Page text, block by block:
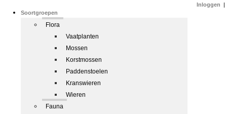
Soortgroepen
Flora
Vaatplanten
Mossen
Korstmossen
Paddenstoelen
Kranswieren
Wieren
Fauna
Inloggen |